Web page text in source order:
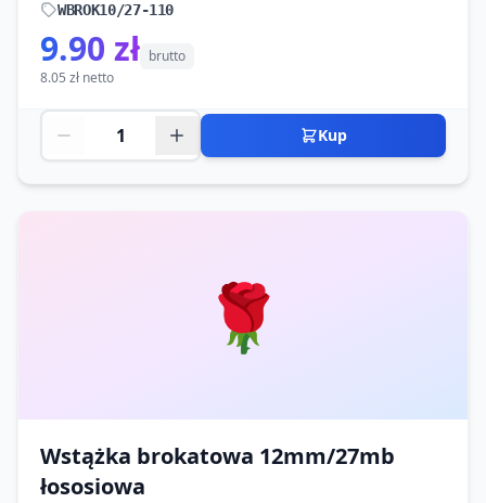
WBROK10/27-110
9.90 zł brutto
8.05 zł netto
Kup
🌹
Wstążka brokatowa 12mm/27mb
łososiowa